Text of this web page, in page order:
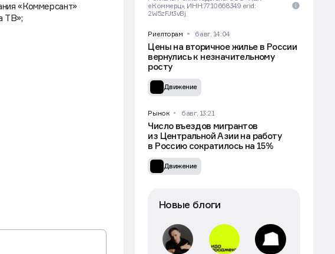
«Коммерсант»
ТВ»;
еКоммерц», ИНН:7710668349 erid:
2W5zFJt3vBj
Риелторам 6 авг, 14:04
Цены на вторичное жилье в России
вернулись к незначительному
росту
Движение
Рынок 6 авг, 13:21
Число въездов мигрантов
из Центральной Азии на работу
в Россию сократилось на 15%
Движение
Новые блоги